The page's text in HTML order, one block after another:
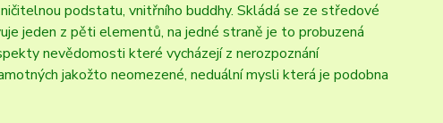
podstatu, vnitřního buddhy. Skládá se ze středové
jeden z pěti elementů, na jedné straně je to probuzená
nevědomosti které vycházejí z nerozpoznání
jakožto neomezené, neduální mysli která je podobna